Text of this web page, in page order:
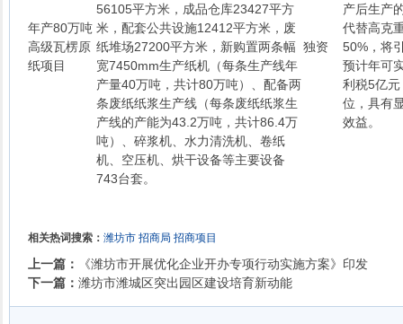
年产80万吨
高级瓦楞原
纸项目
56105平方米，成品仓库23427平方
米，配套公共设施12412平方米，废
纸堆场27200平方米，新购置两条幅
宽7450mm生产纸机（每条生产线年
产量40万吨，共计80万吨）、配备两
条废纸纸浆生产线（每条废纸纸浆生
产线的产能为43.2万吨，共计86.4万
吨）、碎浆机、水力清洗机、卷纸
机、空压机、烘干设备等主要设备
743台套。
独资
产后生产
代替高克
50%，将
预计年可
利税5亿
位，具有
效益。
相关热词搜索： 潍坊市 招商局 招商项目
上一篇：
《潍坊市开展优化企业开办专项行动实施方案》印发
下一篇： 潍坊市潍城区突出园区建设培育新动能